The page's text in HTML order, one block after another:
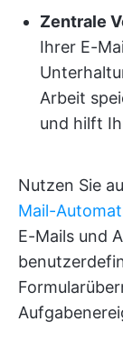
Zentrale
Ihrer E-
Arbeit
und hilft
Nutzen Sie
Mail-
E-Mails und